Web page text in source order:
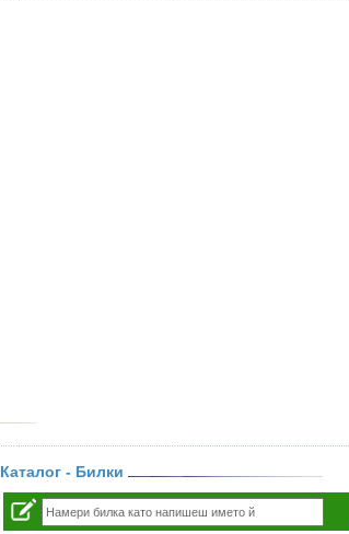
Каталог - Билки